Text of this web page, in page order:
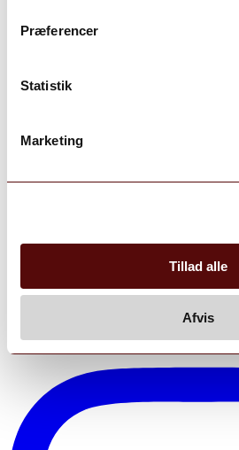
Præferencer
Statistik
Marketing
Tillad alle
Afvis
grand_vinhandel
View Instagram post by